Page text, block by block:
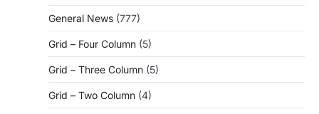
General News (777)
Grid – Four Column (5)
Grid – Three Column (5)
Grid – Two Column (4)